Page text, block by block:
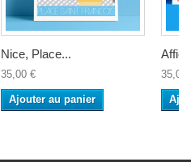
Nice, Place...
35,00 €
Ajouter au panier
35,00